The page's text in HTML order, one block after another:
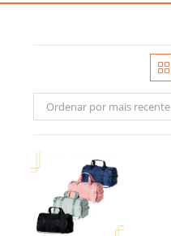
Ordenar por mais recente